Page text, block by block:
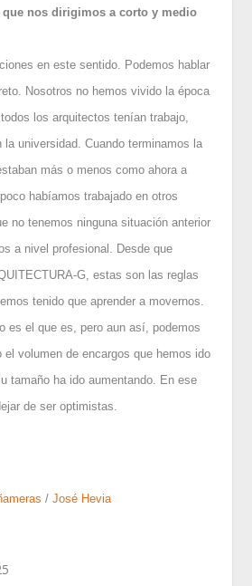
que nos dirigimos a corto y medio
en este sentido. Podemos hablar
Nosotros no hemos vivido la época
los arquitectos tenían trabajo,
universidad. Cuando terminamos la
más o menos como ahora a
habíamos trabajado en otros
no tenemos ninguna situación anterior
a nivel profesional. Desde que
G, estas son las reglas
tenido que aprender a movernos.
es el que es, pero aun así, podemos
el volumen de encargos que hemos ido
tamaño ha ido aumentando. En ese
de ser optimistas.
/José Hevia